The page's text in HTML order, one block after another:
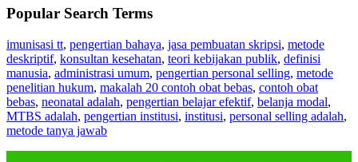
Popular Search Terms
imunisasi tt, pengertian bahaya, jasa pembuatan skripsi, metode
deskriptif, konsultan kesehatan, teori kebijakan publik, definisi
manusia, administrasi umum, pengertian personal selling, metode
penelitian hukum, makalah 20 contoh obat bebas, contoh obat
bebas, neonatal adalah, pengertian belajar efektif, belanja modal,
MTBS adalah, pengertian institusi, institusi, personal selling adalah,
metode tanya jawab